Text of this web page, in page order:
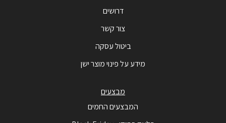
דרושים
צור קשר
ביטול עסקה
מידע על פינוי מוצר ישן
מבצעים
המבצעים החמים